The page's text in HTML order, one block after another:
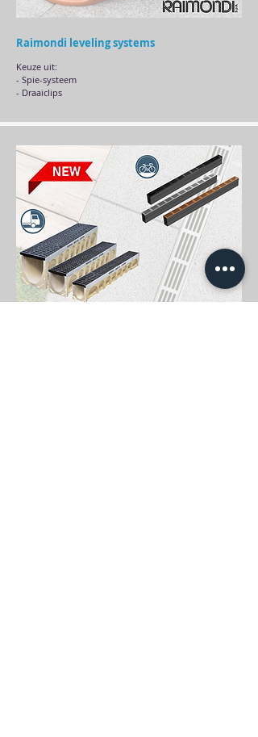
Raimondi leveling systems
Keuze uit:
- Spie-systeem
- Draaiclips